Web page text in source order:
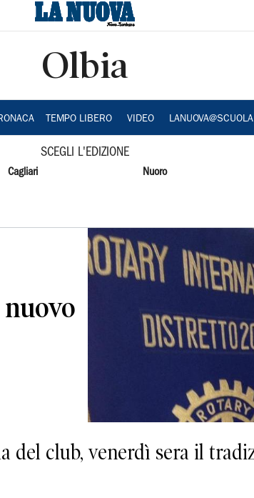
Olbia
TEMPO LIBERO VIDEO LANUOVA@SCUOLA
SCEGLI L'EDIZIONE
Cagliari Nuoro
del club, venerdì sera il